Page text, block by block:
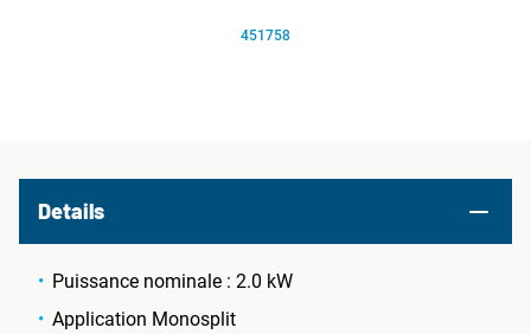
451758
Details
Puissance nominale : 2.0 kW
Application Monosplit